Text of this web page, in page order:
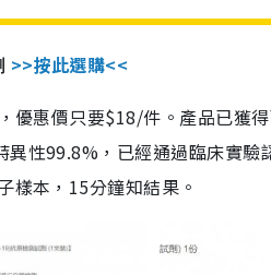
>>按此選購<<
優惠價只要$18/件。產品已獲
性99.8%，已經通過臨床實
本，15分鐘知結果。